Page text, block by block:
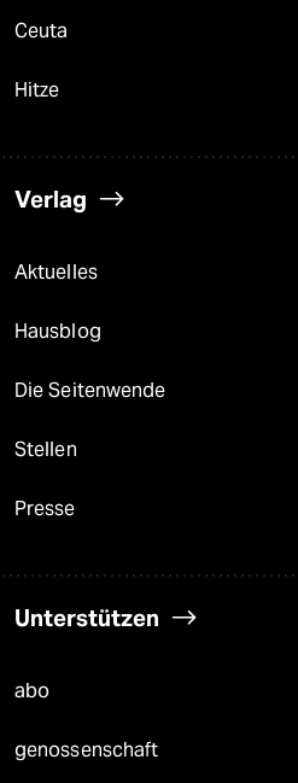
Ceuta
Hitze
Verlag
Aktuelles
Hausblog
Die Seitenwende
Stellen
Presse
Unterstützen
abo
genossenschaft